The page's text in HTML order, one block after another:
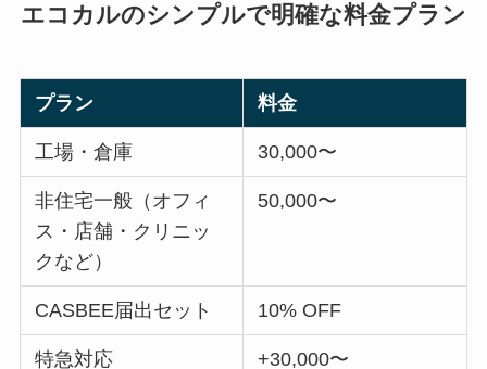
エコカルのシンプルで明確な料金プラン
プラン 料金
工場・倉庫 30,000〜
非住宅一般（オフィ
ス・店舗・クリニッ
クなど）
50,000〜
CASBEE届出セット 10% OFF
特急対応 +30,000〜